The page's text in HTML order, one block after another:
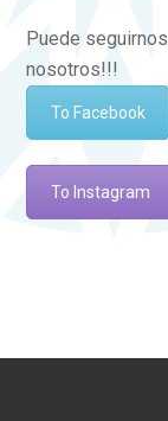
Puede
nosotros!!!
To Facebook
To Instagram